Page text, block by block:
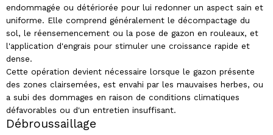
endommagée ou détériorée pour lui redonner un aspect sain et
uniforme. Elle comprend généralement le décompactage du
sol, le réensemencement ou la pose de gazon en rouleaux, et
l'application d'engrais pour stimuler une croissance rapide et
dense.
Cette opération devient nécessaire lorsque le gazon présente
des zones clairsemées, est envahi par les mauvaises herbes, ou
a subi des dommages en raison de conditions climatiques
défavorables ou d'un entretien insuffisant.
Débroussaillage